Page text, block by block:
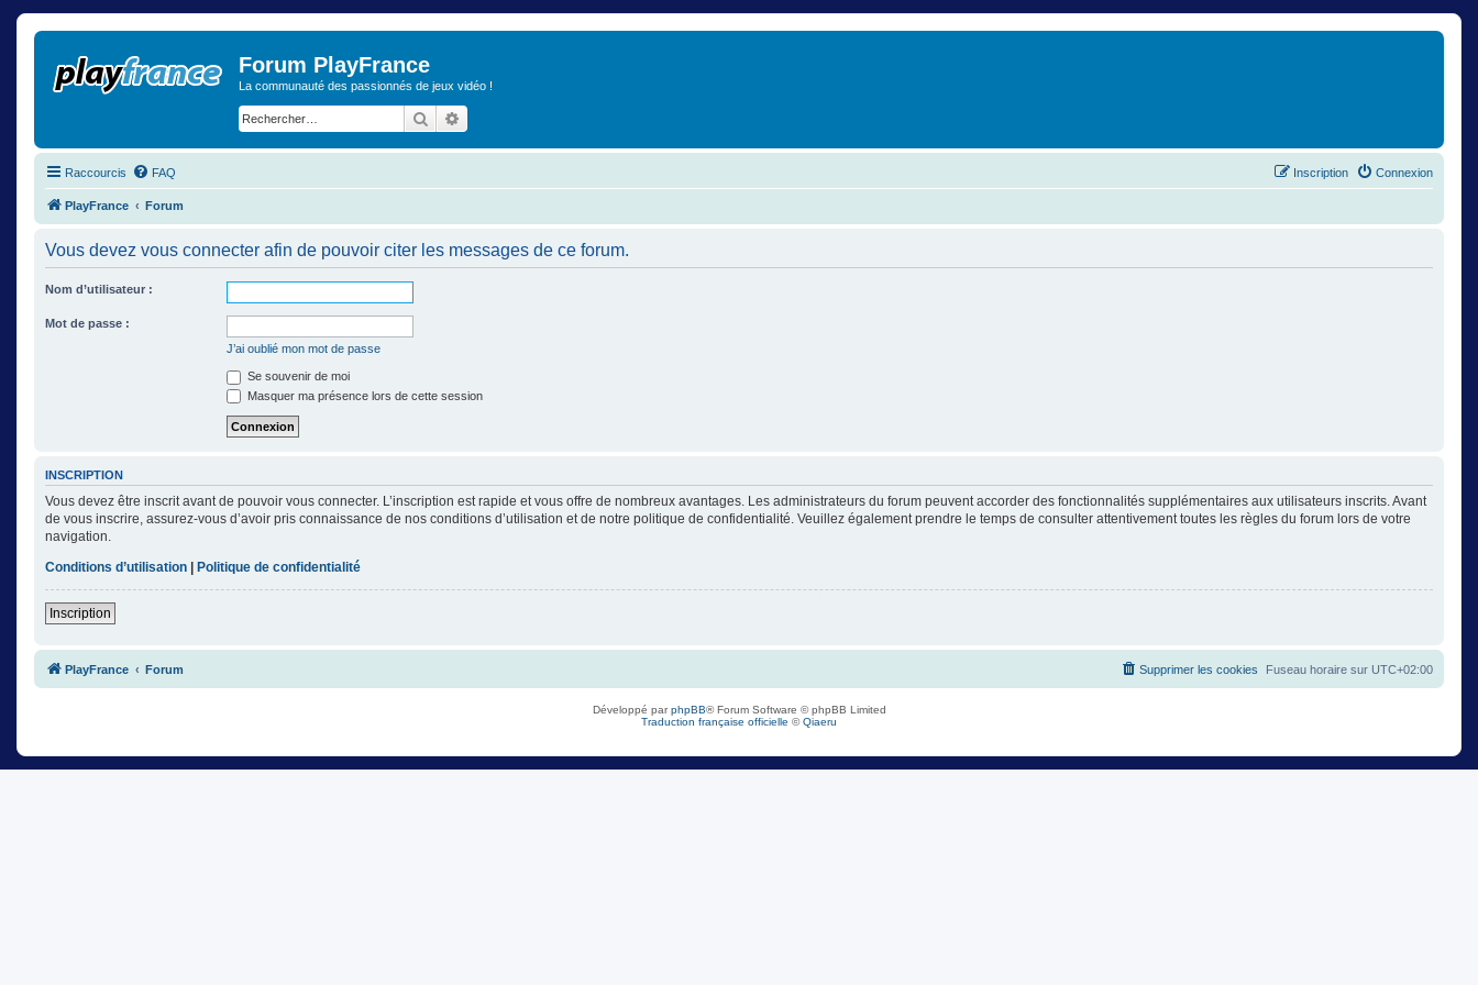
Forum PlayFrance
La communauté des passionnés de jeux vidéo !
Rechercher
Raccourcis FAQ Connexion
Inscription
PlayFrance Forum
Vous devez vous connecter afin de pouvoir citer les messages de ce forum.
Nom d’utilisateur :
Mot de passe :
J’ai oublié mon mot de passe
Se souvenir de moi
Masquer ma présence lors de cette session
INSCRIPTION
Vous devez être inscrit avant de pouvoir vous connecter. L’inscription est rapide et vous offre de nombreux avantages. Les administrateurs du forum peuvent accorder des fonctionnalités supplémentaires aux utilisateurs inscrits. Avant
de vous inscrire, assurez-vous d’avoir pris connaissance de nos conditions d’utilisation et de notre politique de confidentialité. Veuillez également prendre le temps de consulter attentivement toutes les règles du forum lors de votre
navigation.
Conditions d’utilisation | Politique de confidentialité
Inscription
PlayFrance Forum Fuseau horaire sur UTC+02:00
Supprimer les cookies
Développé parphpBB® Forum Software © phpBB Limited
Traduction française officielle ©Qiaeru